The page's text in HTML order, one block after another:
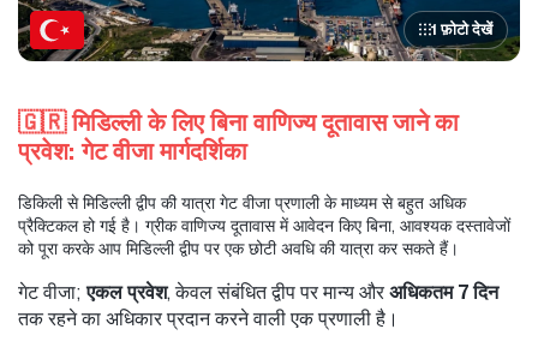
1 फ़ोटो देखें
🇬🇷 मिडिल्ली के लिए बिना वाणिज्य दूतावास जाने का
प्रवेश: गेट वीजा मार्गदर्शिका
डिकिली से मिडिल्ली द्वीप की यात्रा गेट वीजा प्रणाली के माध्यम से बहुत अधिक
प्रैक्टिकल हो गई है। ग्रीक वाणिज्य दूतावास में आवेदन किए बिना, आवश्यक दस्तावेजों
को पूरा करके आप मिडिल्ली द्वीप पर एक छोटी अवधि की यात्रा कर सकते हैं।
गेट वीजा; एकल प्रवेश, केवल संबंधित द्वीप पर मान्य और अधिकतम 7 दिन
तक रहने का अधिकार प्रदान करने वाली एक प्रणाली है।